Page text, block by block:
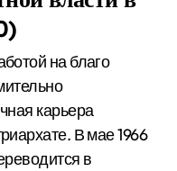
на благо
карьера
В мае 1966
в